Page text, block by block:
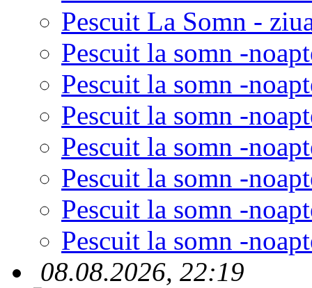
Pescuit La Somn -
Pescuit la somn -
Pescuit la somn -
Pescuit la somn -
Pescuit la somn -
Pescuit la somn -
Pescuit la somn -
Pescuit la somn -
08.08.2026, 22:19